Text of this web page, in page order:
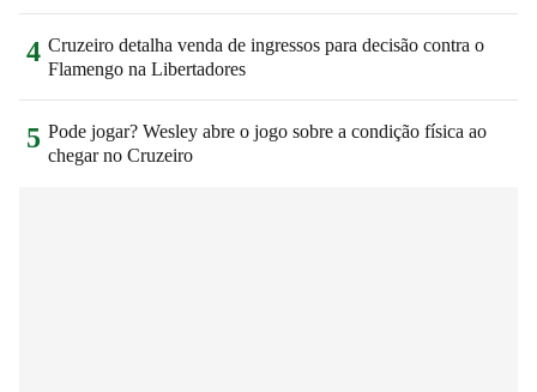
4 Cruzeiro detalha venda de ingressos para decisão contra o
Flamengo na Libertadores
5 Pode jogar? Wesley abre o jogo sobre a condição física ao
chegar no Cruzeiro